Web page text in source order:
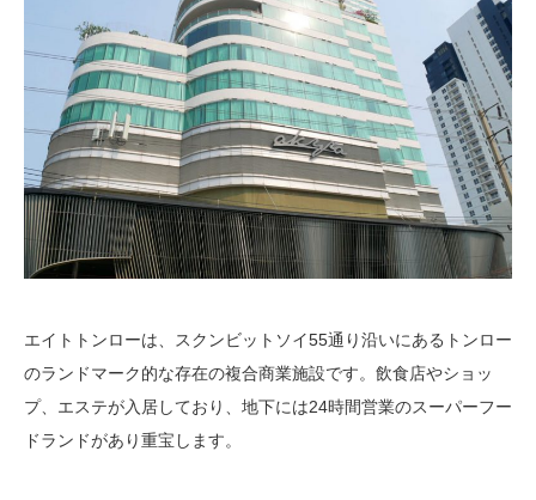
エイトトンローは、スクンビットソイ55通り沿いにあるトンロー
のランドマーク的な存在の複合商業施設です。飲食店やショッ
プ、エステが入居しており、地下には24時間営業のスーパーフー
ドランドがあり重宝します。